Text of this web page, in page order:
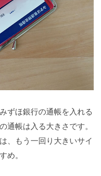
ずほ銀行の通帳を入れる
通帳は入る大きさです。
、もう一回り大きいサイ
め。